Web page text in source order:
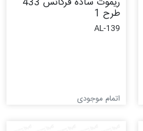
طرح 1
AL-139
اتمام موجودی